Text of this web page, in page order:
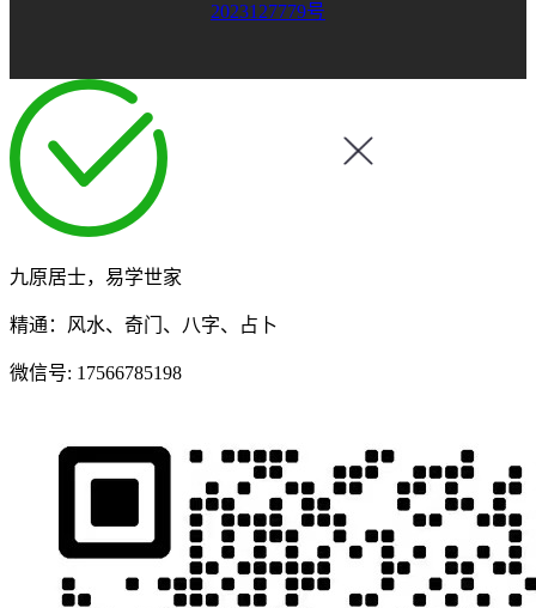
2023127779号
九原居士，易学世家
精通：风水、奇门、八字、占卜
微信号: 17566785198